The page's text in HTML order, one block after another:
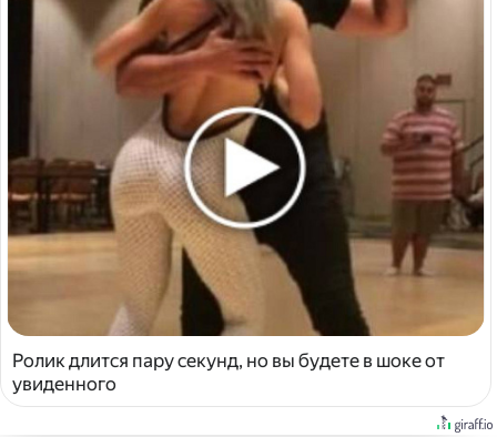
Ролик длится пару секунд, но вы будете в шоке от
увиденного